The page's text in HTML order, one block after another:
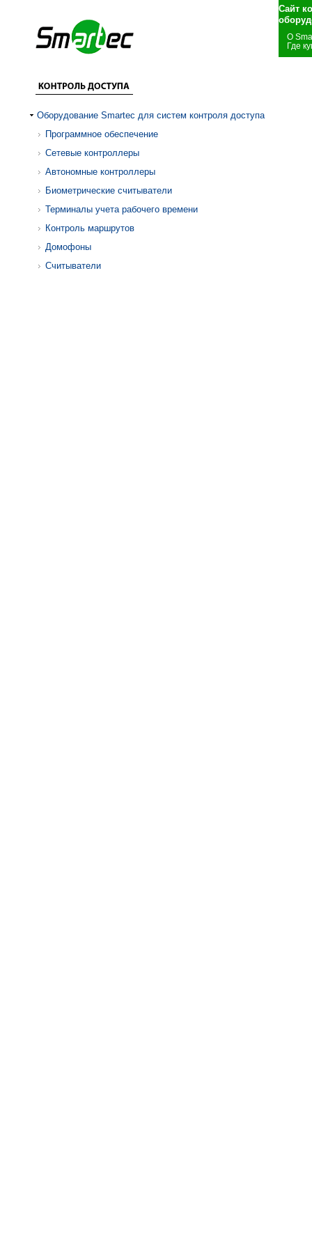
Сайт
О
Где
Оборудование Smartec для систем контроля доступа
Программное обеспечение
Сетевые контроллеры
Автономные контроллеры
Биометрические считыватели
Терминалы учета рабочего времени
Контроль маршрутов
Домофоны
Считыватели